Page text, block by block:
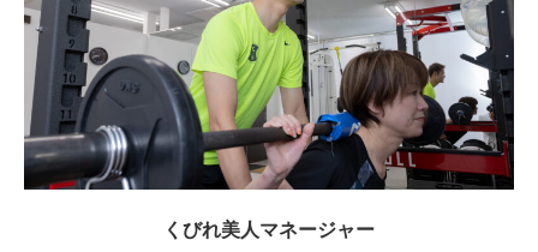
くびれ美人マネージャー